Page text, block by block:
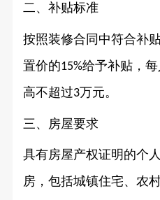
二、补贴标准
按照装修合同中符合补
置价的15%给予补贴，
高不超过3万元。
三、房屋要求
具有房屋产权证明的个
房，包括城镇住宅、农